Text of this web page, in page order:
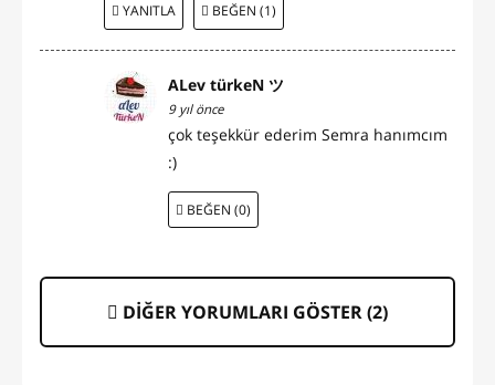
YANITLA BEĞEN (1)
ALev türkeN ツ
9 yıl önce
çok teşekkür ederim Semra hanımcım
:)
BEĞEN (0)
DİĞER YORUMLARI GÖSTER (2)